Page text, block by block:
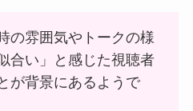
の雰囲気やトークの様
合い」と感じた視聴者
が背景にあるようで